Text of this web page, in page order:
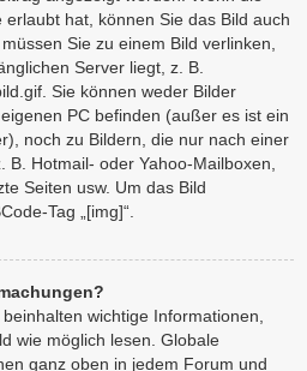
hat, können Sie das Bild auch
Sie zu einem Bild verlinken,
Server liegt, z. B.
Sie können weder Bilder
PC befinden (außer es ist ein
noch zu Bildern, die nur nach einer
B. Hotmail- oder Yahoo-Mailboxen,
Seiten usw. Um das Bild
Tag „[img]“.
wichtige Informationen,
wie möglich lesen. Globale
ganz oben in jedem Forum und